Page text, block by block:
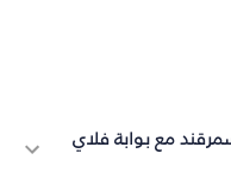
مع بوابة فلاي